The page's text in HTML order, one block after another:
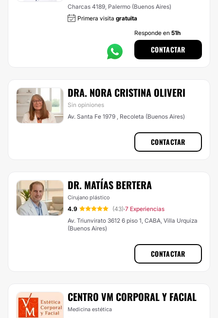
Charcas 4189, Palermo (Buenos Aires)
Primera visita gratuita
Responde en 51h
CONTACTAR
DRA. NORA CRISTINA OLIVERI
Sin opiniones
Av. Santa Fe 1979 , Recoleta (Buenos Aires)
CONTACTAR
DR. MATÍAS BERTERA
Cirujano plástico
4.9 (43)·7 Experiencias
Av. Triunvirato 3612 6 piso 1, CABA, Villa Urquiza
(Buenos Aires)
CONTACTAR
CENTRO VM CORPORAL Y FACIAL
Medicina estética